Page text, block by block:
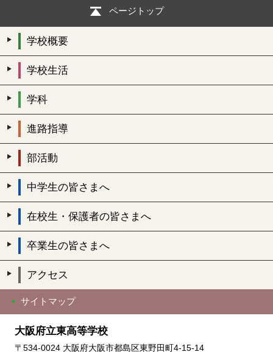
ページトップ
学校概要
学校生活
学科
進路指導
部活動
中学生の皆さまへ
在校生・保護者の皆さまへ
卒業生の皆さまへ
アクセス
サイトマップ
大阪府立東高等学校
〒534-0024 大阪府大阪市都島区東野田町4-15-14